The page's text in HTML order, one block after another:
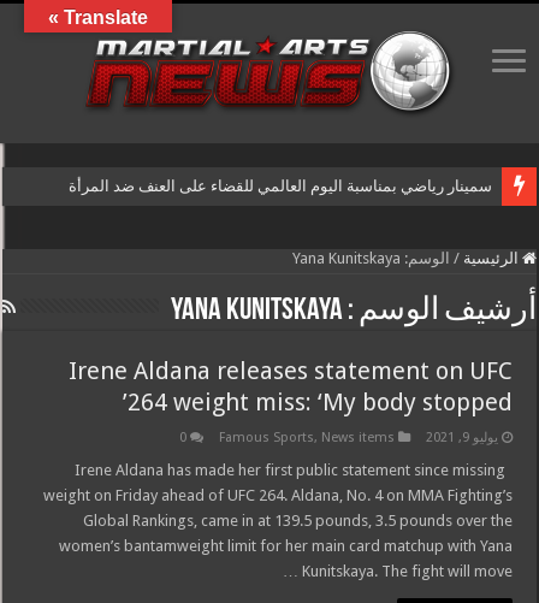
سمينار رياضي بمناسبة اليوم العالمي للقضاء على العنف ضد المرأة
الرئيسية / الوسم: Yana Kunitskaya
أرشيف الوسم :Yana Kunitskaya
Irene Aldana releases statement on UFC
264 weight miss: ‘My body stopped’
يوليو 9, 2021 Famous Sports, News items
0
Irene Aldana has made her first public statement since missing
weight on Friday ahead of UFC 264. Aldana, No. 4 on MMA Fighting’s
Global Rankings, came in at 139.5 pounds, 3.5 pounds over the
women’s bantamweight limit for her main card matchup with Yana
Kunitskaya. The fight will move …
Translate »